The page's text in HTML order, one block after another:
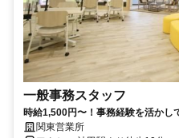
一般事務スタッフ
時給1,500円〜！事務経験を活かし
緒に働きませんか？
関東営業所